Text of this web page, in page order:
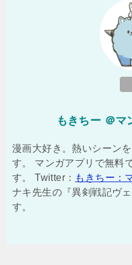
もきちー ＠マ
漫画大好き。熱いシーン
す。 マンガアプリで無料
す。 Twitter： もきちー：
ナキ先生の『異剣戦記ヴ
す。